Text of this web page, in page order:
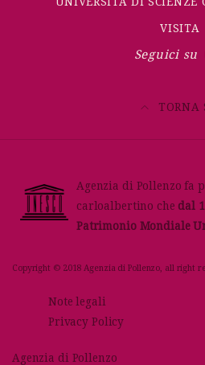
VISITA
Seguici su
TORNA
Agenzia di Pollenzo fa
carloalbertino che dal
Patrimonio Mondiale
Copyright © 2018 Agenzia di Pollenzo, all right
Note legali
Privacy Policy
Agenzia di Pollenzo